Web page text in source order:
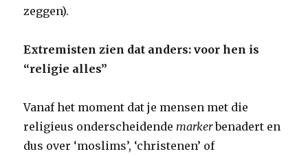
zeggen).
Extremisten zien dat anders: voor hen is
“religie alles”
Vanaf het moment dat je mensen met die
religieus onderscheidendemarkerbenadert en
dus over ‘moslims’, ‘christenen’ of